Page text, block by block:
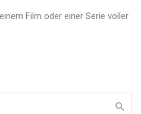
Film oder einer Serie voller